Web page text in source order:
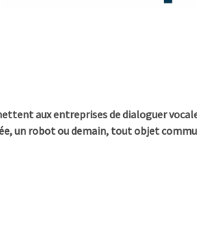
aux entreprises de dialoguer
un robot ou demain, tout objet